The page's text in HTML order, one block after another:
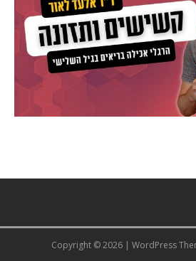
Copyright © 2026 | WordPress